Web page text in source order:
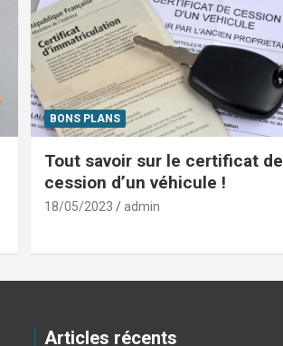
BONS PLANS
Tout savoir sur le certificat de
cession d’un véhicule !
18/05/2023 admin
Articles récents